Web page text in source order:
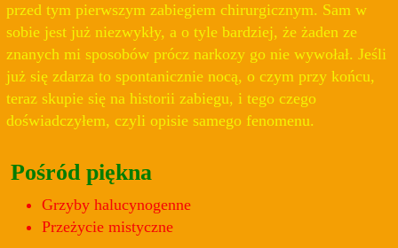
przed tym pierwszym zabiegiem chirurgicznym. Sam w
sobie jest już niezwykły, a o tyle bardziej, że żaden ze
znanych mi sposobów prócz narkozy go nie wywołał. Jeśli
już się zdarza to spontanicznie nocą, o czym przy końcu,
teraz skupie się na historii zabiegu, i tego czego
doświadczyłem, czyli opisie samego fenomenu.
Pośród piękna
Grzyby halucynogenne
Przeżycie mistyczne